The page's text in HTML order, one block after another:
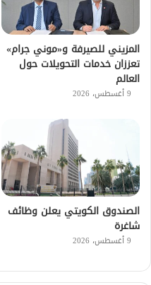
المزيني للصيرفة و«موني جرام»
تعززان خدمات التحويلات حول
العالم
9 أغسطس، 2026
الصندوق الكويتي يعلن وظائف
شاغرة
9 أغسطس، 2026